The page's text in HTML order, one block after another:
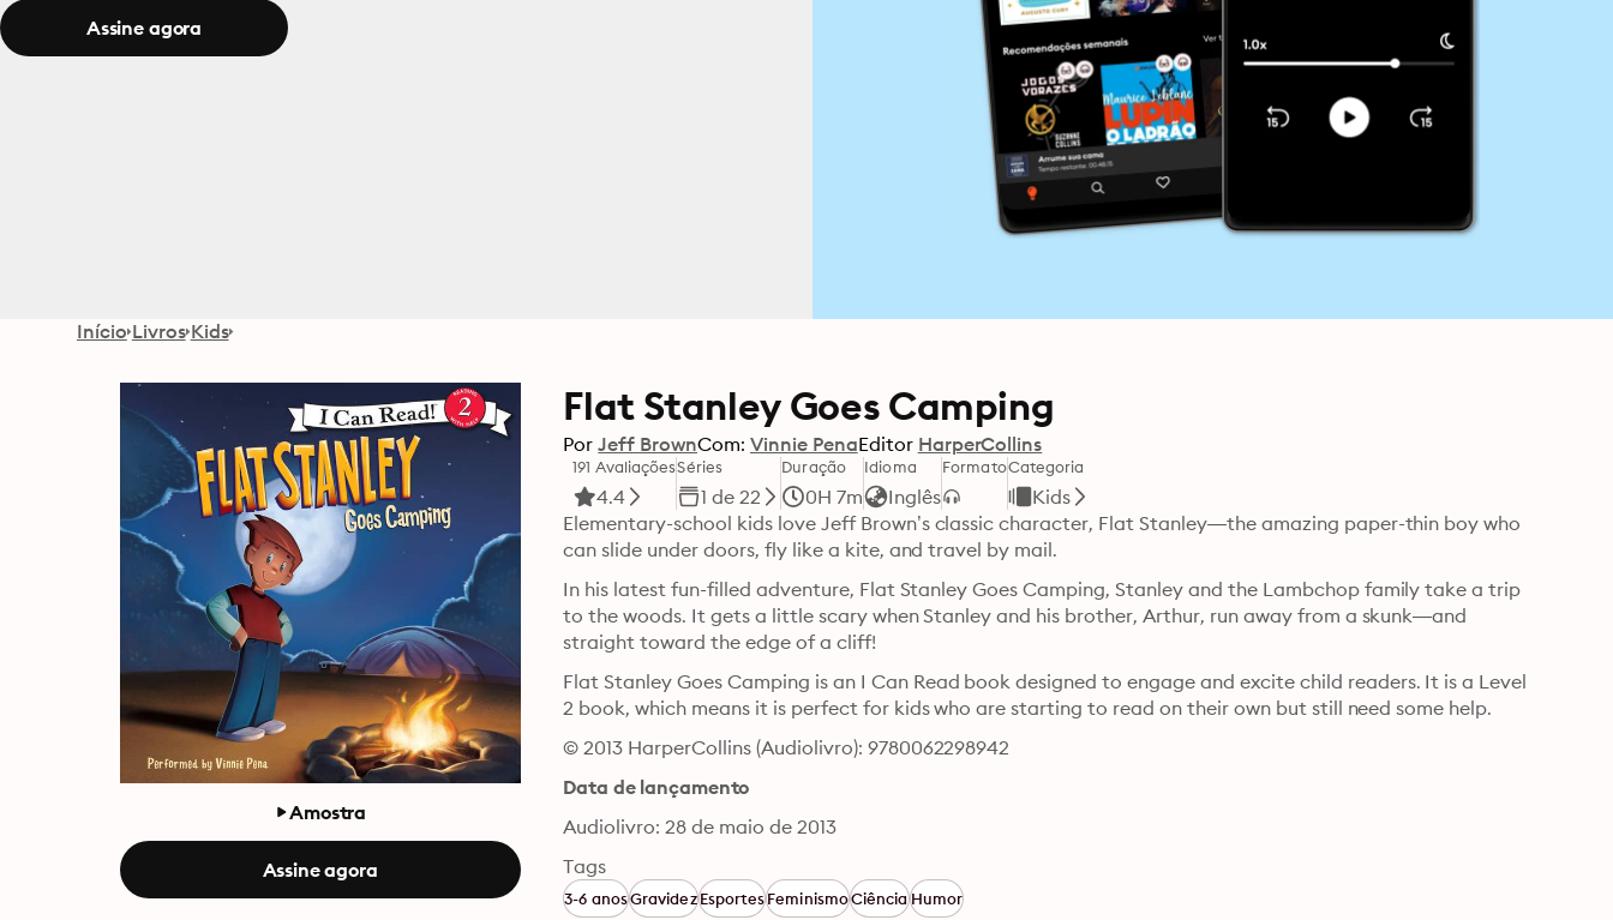
Assine agora
Início Livros Kids
Amostra
Assine agora
Flat Stanley Goes Camping
Por Jeff BrownCom: Vinnie PenaEditor HarperCollins
191 Avaliações
4.4
Séries
1 de 22
Duração
0H 7m
Idioma
Inglês
FormatoCategoria
Kids
Elementary-school kids love Jeff Brown’s classic character, Flat Stanley—the amazing paper-thin boy who
can slide under doors, fly like a kite, and travel by mail.
In his latest fun-filled adventure, Flat Stanley Goes Camping, Stanley and the Lambchop family take a trip
to the woods. It gets a little scary when Stanley and his brother, Arthur, run away from a skunk—and
straight toward the edge of a cliff!
Flat Stanley Goes Camping is an I Can Read book designed to engage and excite child readers. It is a Level
2 book, which means it is perfect for kids who are starting to read on their own but still need some help.
© 2013 HarperCollins (Audiolivro): 9780062298942
Data de lançamento
Audiolivro: 28 de maio de 2013
Tags
3-6 anosGravidezEsportesFeminismoCiênciaHumor